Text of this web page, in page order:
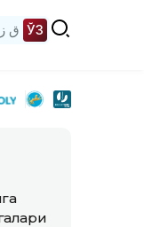
ق ز ЎЗ